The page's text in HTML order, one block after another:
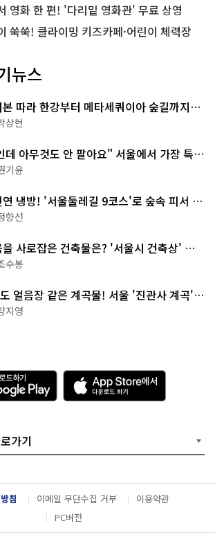
영화 한 편! '다리밑 영화관' 무료 상영
쑥쑥! 클라이밍 키즈카페·어린이 체력장
뉴스
따라 한강부터 메타세쿼이아 숲길까지…
15코스
상현
데 아무것도 안 팔아요" 서울에서 가장 특별
정체
기윤
연 냉방! '서울둘레길 9코스'로 숲속 피서 떠
향선
사로잡은 건축물은? '서울시 건축상' 수
!수봉
얼음장 같은 계곡물! 서울 '진관사 계곡'이
지영
다
운
로
기
G
o
g
l
e
l
A
p
p
e
서
다
운
드
가기
침 이메일 무단수집 거부
이용약관
PC버전